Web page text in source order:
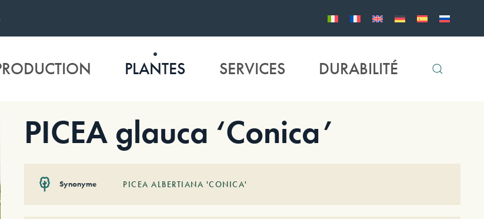
PLANTES SERVICES DURABILITÉ
PICEA glauca ‘Conica’
Synonyme PICEA ALBERTIANA 'CONICA'